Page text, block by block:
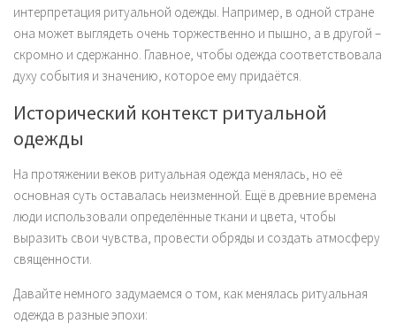
интерпретация ритуальной одежды. Например, в одной стране
она может выглядеть очень торжественно и пышно, а в другой –
скромно и сдержанно. Главное, чтобы одежда соответствовала
духу события и значению, которое ему придаётся.
Исторический контекст ритуальной
одежды
На протяжении веков ритуальная одежда менялась, но её
основная суть оставалась неизменной. Ещё в древние времена
люди использовали определённые ткани и цвета, чтобы
выразить свои чувства, провести обряды и создать атмосферу
священности.
Давайте немного задумаемся о том, как менялась ритуальная
одежда в разные эпохи: